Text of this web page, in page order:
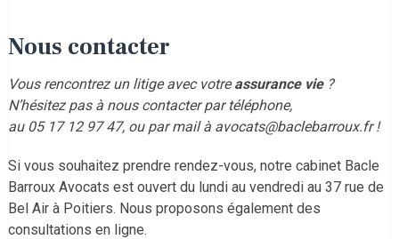
Nous contacter
Vous rencontrez un litige avec votreassurance vie?
N’hésitez pas à nous contacter par téléphone,
au 05 17 12 97 47, ou par mail à avocats@baclebarroux.fr !
Si vous souhaitez prendre rendez-vous, notre cabinet Bacle
Barroux Avocats est ouvert du lundi au vendredi au 37 rue de
Bel Air à Poitiers. Nous proposons également des
consultations en ligne.